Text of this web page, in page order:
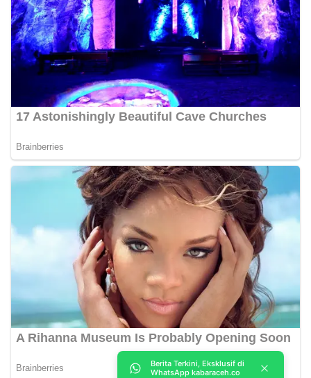
Berita Terkini, Eksklusif di
WhatsApp kabaraceh.co